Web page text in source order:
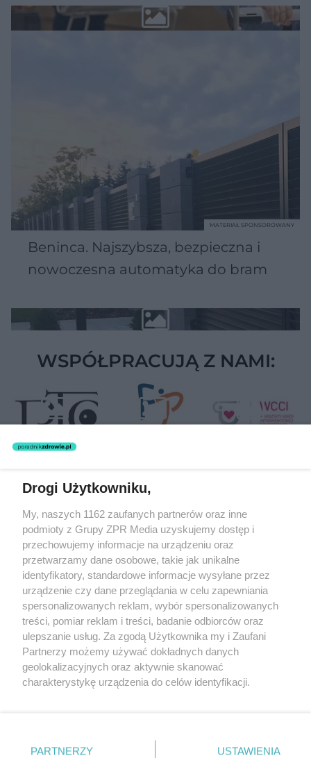
Beninca. Najszybsza, bezpieczna i
nowoczesna automatyka do bram
MATERIAŁ SPONSOROWANY
WSPÓŁPRACUJĄ Z NAMI:
Żaden utwór zamieszczony w serwisie nie może być powielany i
rozpowszechniany lub dalej rozpowszechniany w jakikolwiek sposób
(w tym także elektroniczny lub mechaniczny) na jakimkolwiek polu
eksploatacji w jakiejkolwiek formie, włącznie z umieszczaniem w
Internecie bez pisemnej zgody właściciela praw. Jakiekolwiek użycie
lub wykorzystanie utworów w całości lub w części z naruszeniem
prawa, tzn. bez właściwej zgody, jest zabronione pod groźbą kary i
może być ścigane prawnie.
O nas
Nasze serwisy
Drogi Użytkowniku,
My, naszych 1162 zaufanych partnerów oraz inne
podmioty z Grupy ZPR Media uzyskujemy dostęp i
przechowujemy informacje na urządzeniu oraz
przetwarzamy dane osobowe, takie jak unikalne
identyfikatory, standardowe informacje wysyłane przez
urządzenie czy dane przeglądania w celu zapewniania
spersonalizowanych reklam, wybór spersonalizowanych
treści, pomiar reklam i treści, badanie odbiorców oraz
ulepszanie usług. Za zgodą Użytkownika my i Zaufani
Partnerzy możemy używać dokładnych danych
geolokalizacyjnych oraz aktywnie skanować
charakterystykę urządzenia do celów identyfikacji.
zmienić/wycofać klikając przycisk ustawień prywatności
PARTNERZY USTAWIENIA